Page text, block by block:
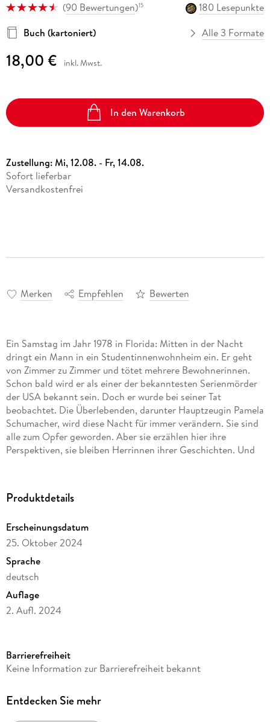
(90 Bewertungen)15
180 Lesepunkte
Buch (kartoniert)
Alle 3 Formate
18,00 € inkl. Mwst.
In den Warenkorb
Zustellung:Mi, 12.08. - Fr, 14.08.
Sofort lieferbar
Versandkostenfrei
Merken Empfehlen Bewerten
Ein Samstag im Jahr 1978 in Florida: Mitten in der Nacht
dringt ein Mann in ein Studentinnenwohnheim ein. Er geht
von Zimmer zu Zimmer und tötet mehrere Bewohnerinnen.
Schon bald wird er als einer der bekanntesten Serienmörder
der USA bekannt sein. Doch er wurde bei seiner Tat
beobachtet. Die Überlebenden, darunter Hauptzeugin Pamela
Schumacher, wird diese Nacht für immer verändern. Sie sind
alle zum Opfer geworden. Aber sie erzählen hier ihre
Perspektiven, sie bleiben Herrinnen ihrer Geschichten. Und
Produktdetails
Erscheinungsdatum
25. Oktober 2024
Sprache
deutsch
Auflage
2. Aufl. 2024
Autor/Autorin
Übersetzung
Barrierefreiheit
Keine Information zur Barrierefreiheit bekannt
Entdecken Sie mehr